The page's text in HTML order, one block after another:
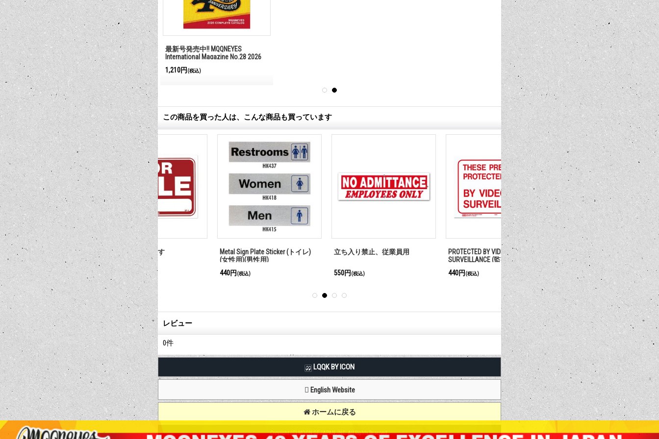
ード
Rat Fink メッセージ ボード OPEN &
CLOSED （縦型）
1,540円
(税込)
最新号発売中!! MQQNEYES
International Magazine No.28 2026
1,210円 (税込)
この商品を買った人は、こんな商品も買っています
FOR SALE - 売ります
385円 (税込)
Metal Sign Plate Sticker (トイレ)
立ち入り禁止、従業員用
PROTECTED BY VIDEO
SURVEILLANCE (監視カメラ作動
ENTRANCE (入口)
550円
○○時に戻
880円 (税込)
レビュー
0件
LQQK BY ICON
English Website
ホームに戻る
Copyright (C) MOON OF JAPAN, INC. All Rights Reserved.